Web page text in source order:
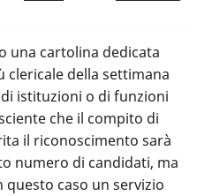
una cartolina dedicata
clericale della settimana
istituzioni o di funzioni
che il compito di
il riconoscimento sarà
numero di candidati, ma
caso un servizio